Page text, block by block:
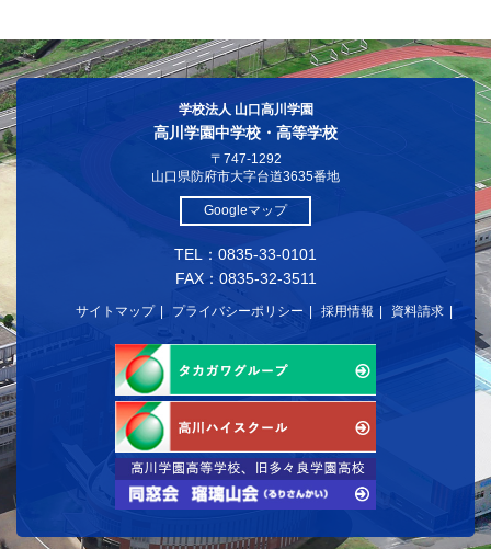
学校法人 山口高川学園
高川学園中学校・高等学校
〒747-1292
山口県防府市大字台道3635番地
Googleマップ
TEL：0835-33-0101
FAX：0835-32-3511
サイトマップ プライバシーポリシー 採用情報 資料請求